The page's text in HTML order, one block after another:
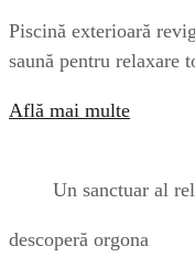
Piscină exterioară
saună pentru relaxare
Află mai multe
Un sanctuar al
descoperă orgona